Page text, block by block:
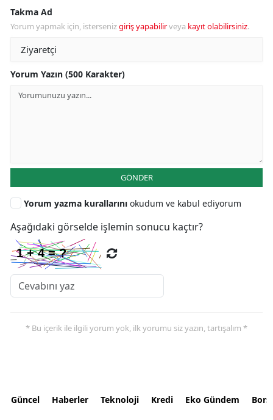
Takma Ad
Yorum yapmak için, istersenizgiriş yapabilirveya kayıt olabilirsiniz.
Yorum Yazın (500 Karakter)
GÖNDER
Yorum yazma kurallarını okudum ve kabul ediyorum
Aşağıdaki görselde işlemin sonucu kaçtır?
* Bu içerik ile ilgili yorum yok, ilk yorumu siz yazın, tartışalım *
Güncel Haberler Teknoloji Kredi Eko Gündem